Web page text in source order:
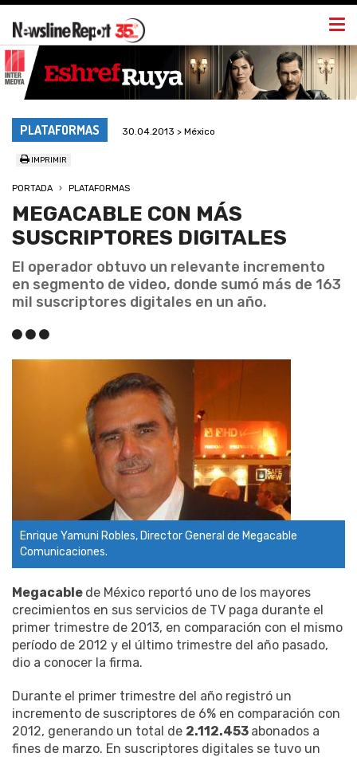
PLATAFORMAS 30.04.2013 > México
IMPRIMIR
PORTADA PLATAFORMAS
MEGACABLE CON MÁS
SUSCRIPTORES DIGITALES
El operador obtuvo un relevante incremento
en segmento de video, donde sumó más de 163
mil suscriptores digitales en un año.
Enrique Yamuni Robles, Director General de Megacable
Comunicaciones.
Megacable de México reportó uno de los mayores
crecimientos en sus servicios de TV paga durante el
primer trimestre de 2013, en comparación con el mismo
período de 2012 y el último trimestre del año pasado,
dio a conocer la firma.
Durante el primer trimestre del año registró un
incremento de suscriptores de 6% en comparación con
2012, generando un total de 2.112.453 abonados a
fines de marzo. En suscriptores digitales se tuvo un